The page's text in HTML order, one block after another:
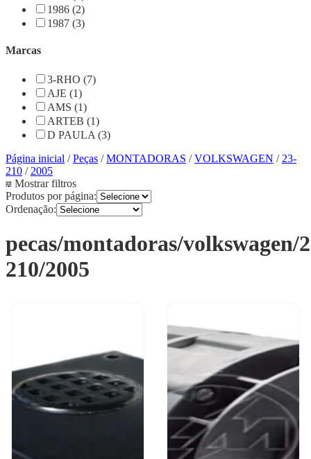
1986 (2)
1987 (3)
Marcas
3-RHO (7)
AJE (1)
AMS (1)
ARTEB (1)
D PAULA (3)
Página inicial /Peças /MONTADORAS /VOLKSWAGEN / 23-
210 / 2005
Mostrar filtros
Produtos por página:
Ordenação:
pecas/montadoras/volkswagen/
210/2005